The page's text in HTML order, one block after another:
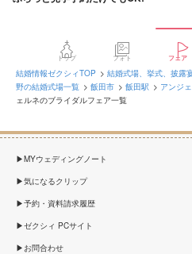
トップ フォト フェア
結婚情報ゼクシィTOP 結婚式場、挙式、披露
野の結婚式場一覧
飯田市 飯田駅 アンジ
ェルネのブライダルフェア一覧
MYウェディングノート
気になるクリップ
予約・資料請求履歴
ゼクシィ PCサイト
お問合わせ